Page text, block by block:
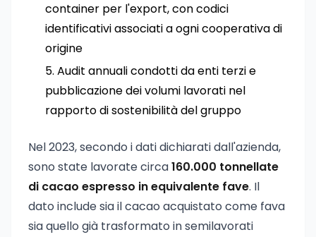
container per l'export, con codici
identificativi associati a ogni cooperativa di
origine
Audit annuali condotti da enti terzi e
pubblicazione dei volumi lavorati nel
rapporto di sostenibilità del gruppo
Nel 2023, secondo i dati dichiarati dall'azienda,
sono state lavorate circa160.000 tonnellate
di cacao espresso in equivalente fave. Il
dato include sia il cacao acquistato come fava
sia quello già trasformato in semilavorati